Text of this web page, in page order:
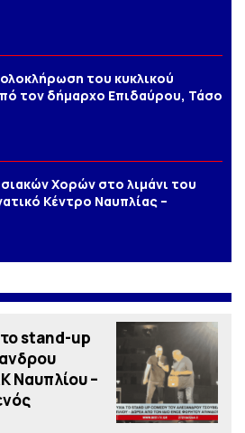
του κυκλικού
τον δήμαρχο Επιδαύρου, Τάσο
Χορών στο λιμάνι του
Κέντρο Ναυπλίας –
stand-up
Ναυπλίου –